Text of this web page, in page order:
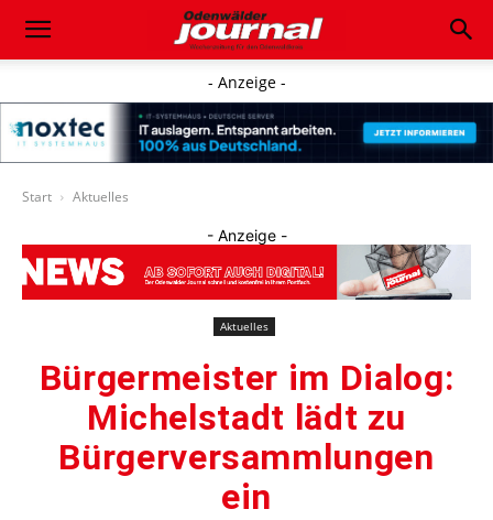
- Anzeige -
Start Aktuelles
- Anzeige -
Aktuelles
Bürgermeister im Dialog:
Michelstadt lädt zu
Bürgerversammlungen
ein